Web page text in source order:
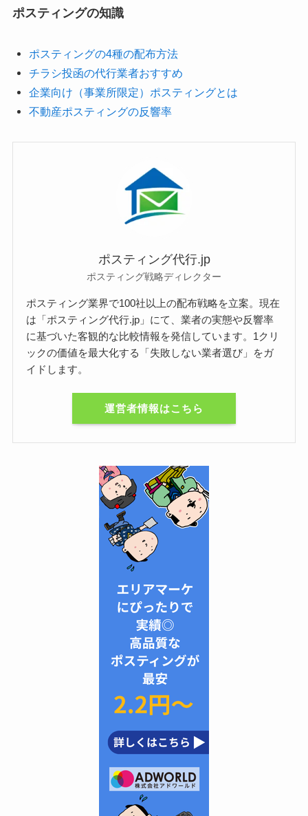
ポスティングの知識
ポスティングの4種の配布方法
チラシ投函の代行業者おすすめ
企業向け（事業所限定）ポスティングとは
不動産ポスティングの反響率
ポスティング代行.jp
ポスティング戦略ディレクター
ポスティング業界で100社以上の配布戦略を立案。現在
は「ポスティング代行.jp」にて、業者の実態や反響率
に基づいた客観的な比較情報を発信しています。1クリ
ックの価値を最大化する「失敗しない業者選び」をガ
イドします。
運営者情報はこちら